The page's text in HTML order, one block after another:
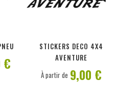
€
STICKERS DECO 4X4
AVENTURE
À partir de 9,00 €